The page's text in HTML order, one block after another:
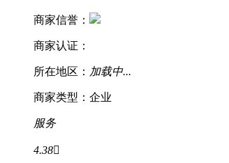
商家信誉：
商家认证：
所在地区： 加载中...
商家类型：企业
服务
4.38